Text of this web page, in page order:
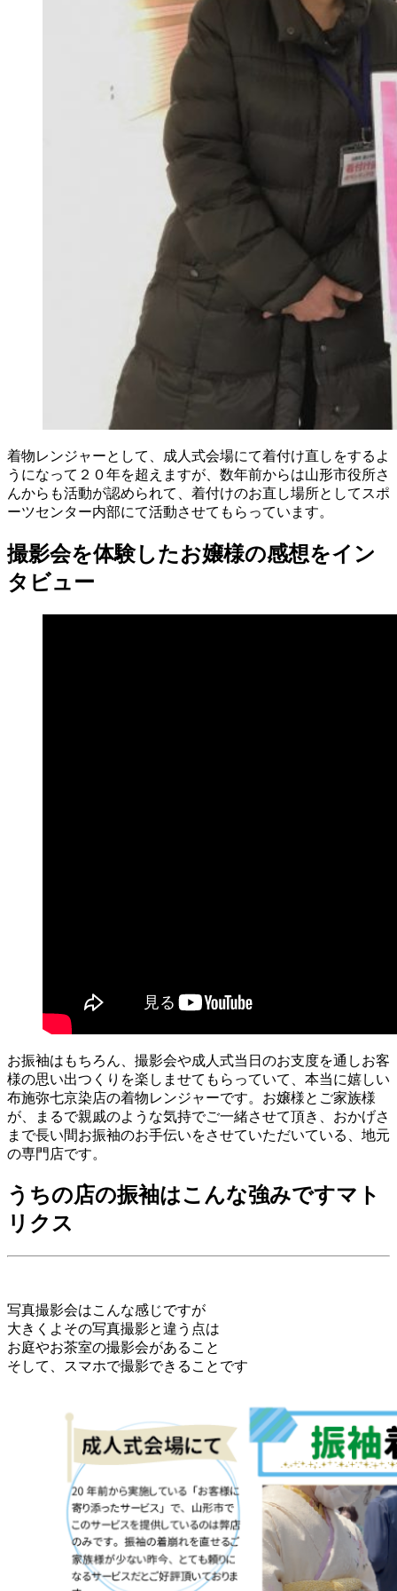
着物レンジャーとして、成人式会場にて着付け直しをするよ
うになって２０年を超えますが、数年前からは山形市役所さ
んからも活動が認められて、着付けのお直し場所としてスポ
ーツセンター内部にて活動させてもらっています。
撮影会を体験したお嬢様の感想をイン
タビュー
お振袖はもちろん、撮影会や成人式当日のお支度を通しお客
様の思い出つくりを楽しませてもらっていて、本当に嬉しい
布施弥七京染店の着物レンジャーです。お嬢様とご家族様
が、まるで親戚のような気持でご一緒させて頂き、おかげさ
まで長い間お振袖のお手伝いをさせていただいている、地元
の専門店です。
うちの店の振袖はこんな強みですマト
リクス
写真撮影会はこんな感じですが
大きくよその写真撮影と違う点は
お庭やお茶室の撮影会があること
そして、スマホで撮影できることです